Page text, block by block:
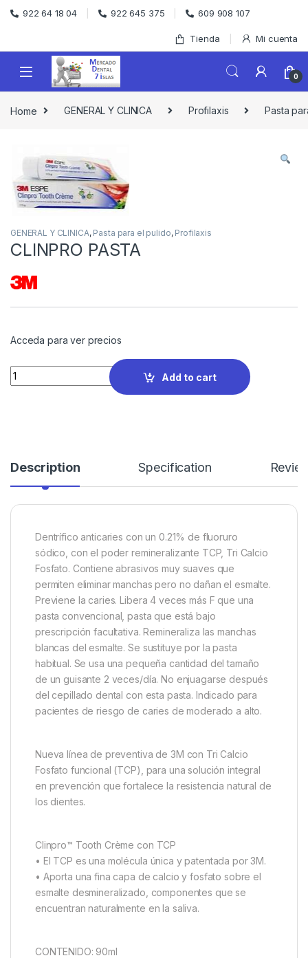
Skip to navigation
Skip to content
922 64 18 04 922 645 375 609 908 107
Tienda Mi cuenta
0
Home GENERAL Y CLINICA Profilaxis Pasta
GENERAL Y CLINICA, Pasta para el pulido, Profilaxis
CLINPRO PASTA
Acceda para ver precios
Quantity
Add to cart
Description Specification
Dentrífico anticaries con un 0.21% de fluoruro
sódico, con el poder remineralizante TCP, Tri Calcio
Fosfato. Contiene abrasivos muy suaves que
permiten eliminar manchas pero no dañan el esmalte.
Previene la caries. Libera 4 veces más F que una
pasta convencional, pasta que está bajo
prescripción facultativa. Remineraliza las manchas
blancas del esmalte. Se sustituye por la pasta
habitual. Se usa una pequeña cantidad del tamaño
de un guisante 2 veces/día. No enjuagarse después
del cepillado dental con esta pasta. Indicado para
pacientes de riesgo de caries de moderado a alto.
Nueva línea de preventiva de 3M con Tri Calcio
Fosfato funcional (TCP), para una solución integral
en prevención que fortalece la resistencia natural de
los dientes.
Clinpro™ Tooth Crème con TCP
• El TCP es una molécula única y patentada por 3M.
• Aporta una fina capa de calcio y fosfato sobre el
esmalte desmineralizado, componentes que se
encuentran naturalmente en la saliva.
CONTENIDO: 90ml